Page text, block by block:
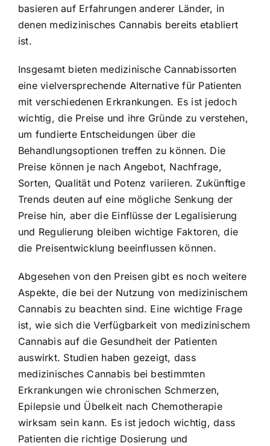
basieren auf Erfahrungen anderer Länder, in
denen medizinisches Cannabis bereits etabliert
ist.
Insgesamt bieten medizinische Cannabissorten
eine vielversprechende Alternative für Patienten
mit verschiedenen Erkrankungen. Es ist jedoch
wichtig, die Preise und ihre Gründe zu verstehen,
um fundierte Entscheidungen über die
Behandlungsoptionen treffen zu können. Die
Preise können je nach Angebot, Nachfrage,
Sorten, Qualität und Potenz variieren. Zukünftige
Trends deuten auf eine mögliche Senkung der
Preise hin, aber die Einflüsse der Legalisierung
und Regulierung bleiben wichtige Faktoren, die
die Preisentwicklung beeinflussen können.
Abgesehen von den Preisen gibt es noch weitere
Aspekte, die bei der Nutzung von medizinischem
Cannabis zu beachten sind. Eine wichtige Frage
ist, wie sich die Verfügbarkeit von medizinischem
Cannabis auf die Gesundheit der Patienten
auswirkt. Studien haben gezeigt, dass
medizinisches Cannabis bei bestimmten
Erkrankungen wie chronischen Schmerzen,
Epilepsie und Übelkeit nach Chemotherapie
wirksam sein kann. Es ist jedoch wichtig, dass
Patienten die richtige Dosierung und